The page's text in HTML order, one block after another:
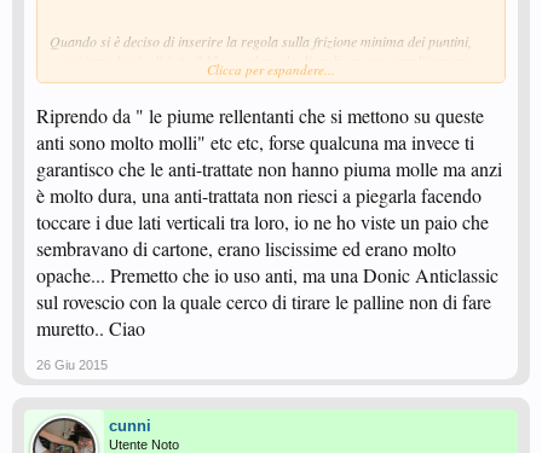
Quando si è deciso di inserire la regola sulla frizione minima dei puntini,
quasi impedendo di fatto il blocco al tavolo di un buon top semplicemente
tenendo ferma la racchetta (col movimento giù si blocca anche con i puntini
nulla), oltre che a limitare fortemente ogni "effetto disturbo"... O almeno, io
ho sempre interpretato così l'inserimento della regola, cioè una scelta di
campo per eliminare questo tipo di gioco perchè antispettacolare-molto
vantaggioso ai bassi livelli eccetera... perchè se invece l'idea è stata quella di
eliminare un gioco intrinsecamente scorretto in quanto "magico,
imprevedibile e ingiocabile" si è di fronte a certa ignoranza (nella mia
insignificante opinione) alla quale, per indole ottimistica, mi sono sempre
rifiutato di credere, ma ovviamente potrei benissimo sbagliarmi!!!
Sulle anti invece presumo non abbiano messo una regola simile perchè non
si pensava si potesse comunque ottenere un risultato simile alle lunghe, visto
che sotto l'anti comunque ci sta la gommapiuma e che il concetto di "zero
al fatto che non so se quando c'erano le "puntinate belle" le anti
superscivolose esistessero o comunque le usasse qualcuno...
Clicca per espandere...
Riprendo da " le piume rellentanti che si mettono su queste
anti sono molto molli" etc etc, forse qualcuna ma invece ti
garantisco che le anti-trattate non hanno piuma molle ma anzi
è molto dura, una anti-trattata non riesci a piegarla facendo
toccare i due lati verticali tra loro, io ne ho viste un paio che
sembravano di cartone, erano liscissime ed erano molto
opache... Premetto che io uso anti, ma una Donic Anticlassic
sul rovescio con la quale cerco di tirare le palline non di fare
muretto.. Ciao
26 Giu 2015
cunni
Utente Noto